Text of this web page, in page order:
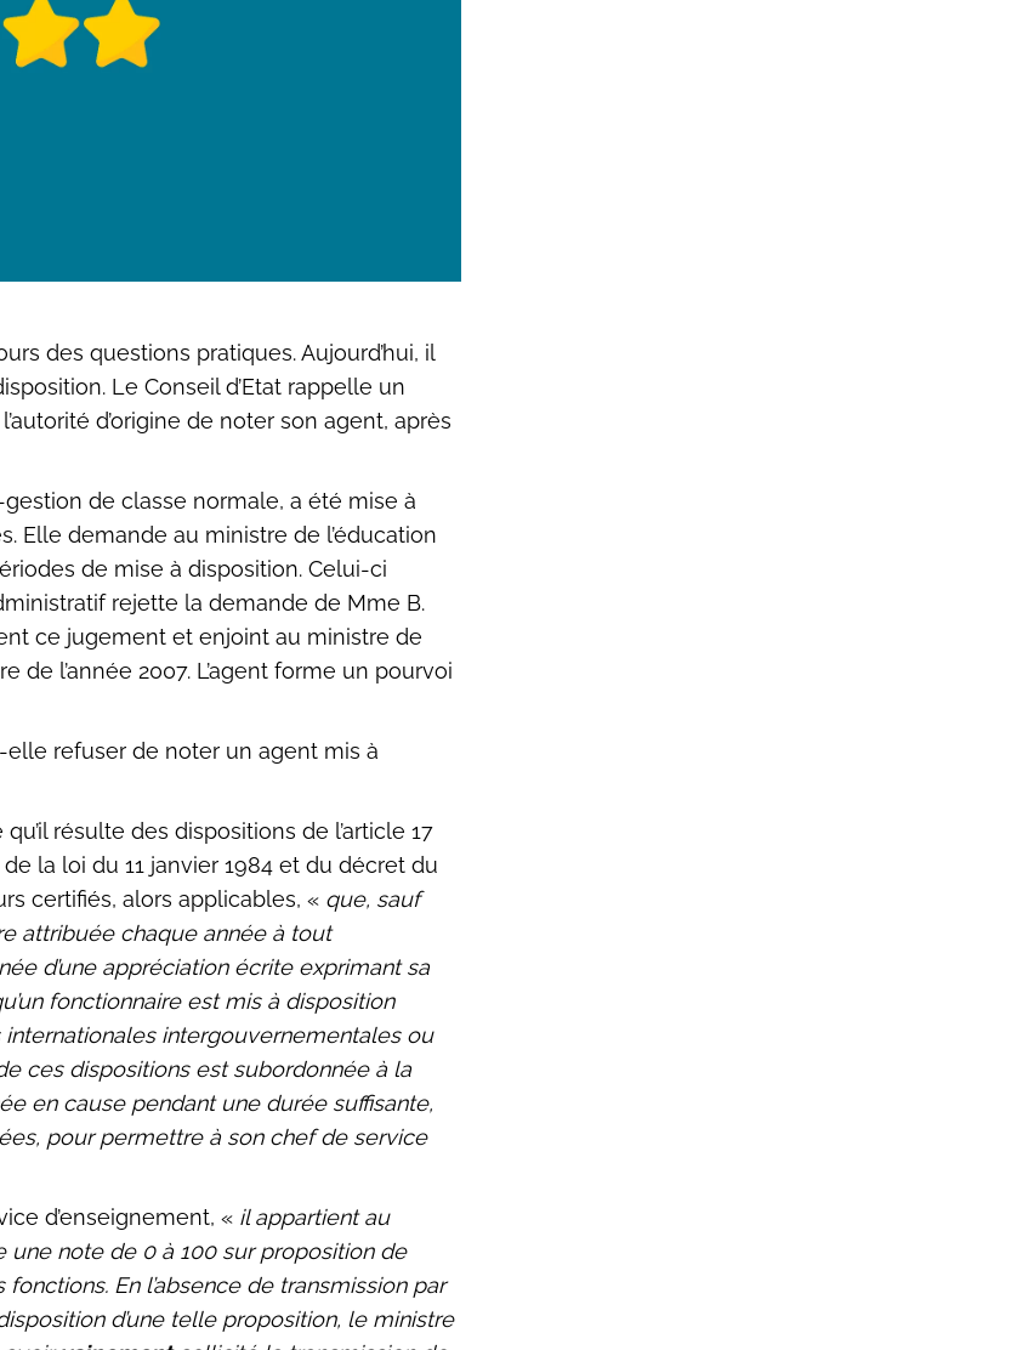
des questions pratiques. Aujourd’hui, il
Le Conseil d’Etat rappelle un
d’origine de noter son agent, après
de classe normale, a été mise à
Elle demande au ministre de l’éducation
de mise à disposition. Celui-ci
rejette la demande de Mme B.
ce jugement et enjoint au ministre de
de l’année 2007. L’agent forme un pourvoi
elle refuser de noter un agent mis à
résulte des dispositions de l’article 17
la loi du 11 janvier 1984 et du décret du
certifiés, alors applicables, « que, sauf
attribuée chaque année à tout
d’une appréciation écrite exprimant sa
fonctionnaire est mis à disposition
internationales intergouvernementales ou
ces dispositions est subordonnée à la
en cause pendant une durée suffisante,
pour permettre à son chef de service
d’enseignement, « il appartient au
une note de 0 à 100 sur proposition de
En l’absence de transmission par
d’une telle proposition, le ministre